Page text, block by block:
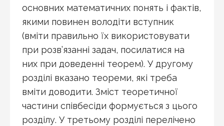
основних математичних понять і фактів,
якими повинен володіти вступник
(вміти правильно їх використовувати
при розв’язанні задач, посилатися на
них при доведенні теорем). У другому
розділі вказано теореми, які треба
вміти доводити. Зміст теоретичної
частини співбесіди формується з цього
розділу. У третьому розділі перелічено